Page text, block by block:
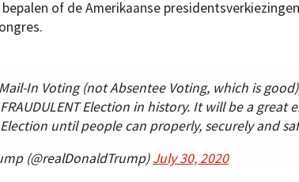
of de Amerikaanse
In Voting (not Absentee Voting, which is
FRAUDULENT Election in history. It will be a
until people can properly, securely and
(@realDonaldTrump)July 30, 2020